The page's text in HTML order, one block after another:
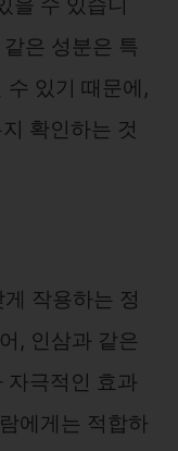
은 성분은 특
수 있기 때문에,
확인하는 것
작용하는 정
, 인삼과 같은
자극적인 효과
에게는 적합하